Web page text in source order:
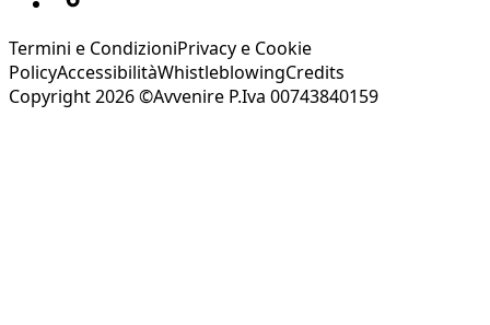
Termini e CondizioniPrivacy e Cookie
PolicyAccessibilitàWhistleblowingCredits
Copyright 2026 ©Avvenire P.Iva 00743840159